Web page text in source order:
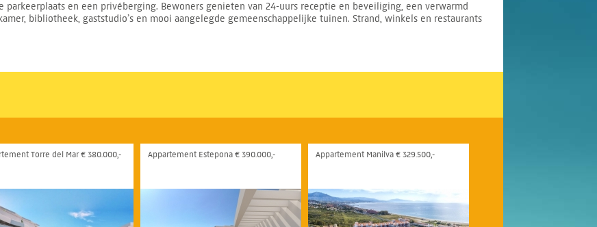
en een privéberging. Bewoners genieten van 24-uurs receptie en beveiliging, een verwarmd
bibliotheek, gaststudio’s en mooi aangelegde gemeenschappelijke tuinen. Strand, winkels en restaurants
Torre del Mar € 380.000,- Appartement Estepona € 390.000,- Appartement Manilva € 329.500,-